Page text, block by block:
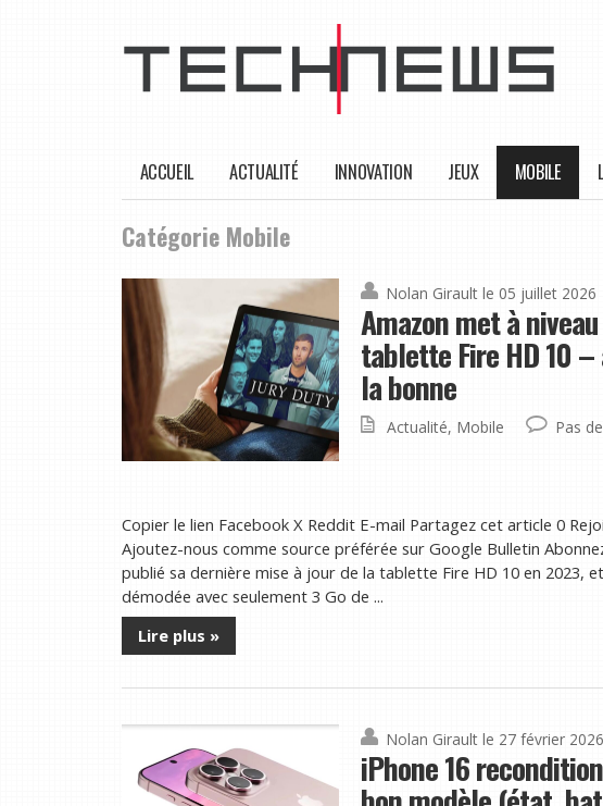
ACCUEIL ACTUALITÉ INNOVATION JEUX MOBILE
Catégorie Mobile
Nolan Girault le 05 juillet 2026
Amazon met à
tablette Fire HD 10
la bonne
Actualité, Mobile Pas
Copier le lien Facebook X Reddit E-mail Partagez cet article 0
Ajoutez-nous comme source préférée sur Google Bulletin
publié sa dernière mise à jour de la tablette Fire HD 10 en 2023,
démodée avec seulement 3 Go de ...
Lire plus »
Nolan Girault le 27 février 2026
iPhone 16